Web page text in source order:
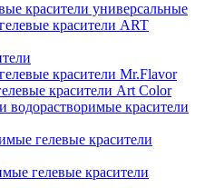
красители универсальные
красители ART
красители Mr.Flavor
красители Art Color
красители
гелевые красители
гелевые красители